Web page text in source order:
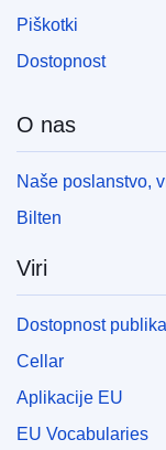
EDITION :
EDITION :
Piškotki
Dostopnost
O nas
Naše poslanstvo,
Bilten
Viri
Dostopnost
Cellar
Aplikacije EU
EU Vocabularies